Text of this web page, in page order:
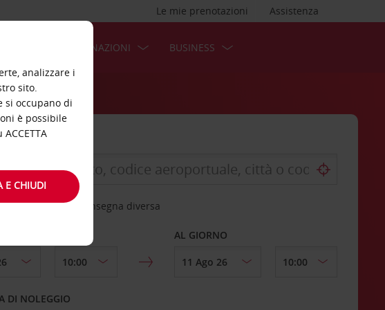
Assistenza
Le mie prenotazioni
DESTINAZIONI BUSINESS
una località di riconsegna diversa
AL GIORNO
DI NOLEGGIO
analizzare i
sito.
si occupano di
è possibile
E CHIUDI